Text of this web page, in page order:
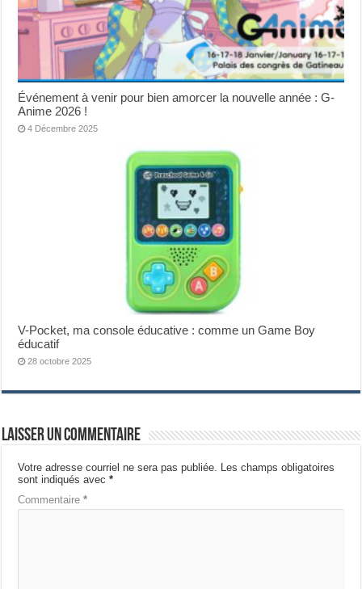
Événement à venir pour bien amorcer la nouvelle année : G-
Anime 2026 !
4 Décembre 2025
V-Pocket, ma console éducative : comme un Game Boy
éducatif
28 octobre 2025
Laisser un commentaire
Votre adresse courriel ne sera pas publiée. Les champs obligatoires
sont indiqués avec*
Commentaire*